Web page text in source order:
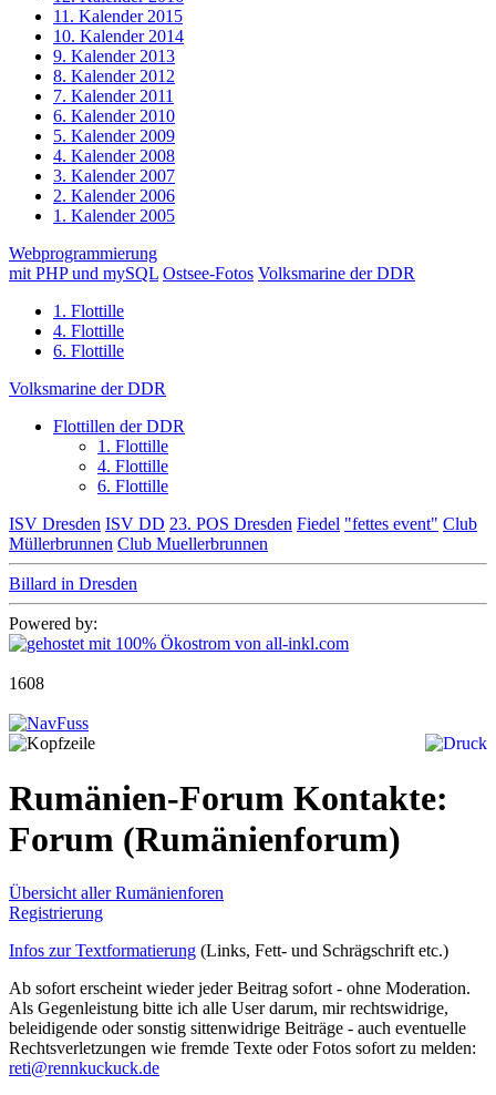
11. Kalender 2015
10. Kalender 2014
9. Kalender 2013
8. Kalender 2012
7. Kalender 2011
6. Kalender 2010
5. Kalender 2009
4. Kalender 2008
3. Kalender 2007
2. Kalender 2006
1. Kalender 2005
Webprogrammierung
mit PHP und mySQL Ostsee-Fotos Volksmarine der DDR
1. Flottille
4. Flottille
6. Flottille
Volksmarine der DDR
Flottillen der DDR
1. Flottille
4. Flottille
6. Flottille
ISV Dresden ISV DD 23. POS Dresden Fiedel "fettes event" Club
Müllerbrunnen Club Muellerbrunnen
Billard in Dresden
Powered by:
1608
Rumänien-Forum Kontakte:
Forum (Rumänienforum)
Übersicht aller Rumänienforen
Registrierung
Infos zur Textformatierung (Links, Fett- und Schrägschrift etc.)
Ab sofort erscheint wieder jeder Beitrag sofort - ohne Moderation.
Als Gegenleistung bitte ich alle User darum, mir rechtswidrige,
beleidigende oder sonstig sittenwidrige Beiträge - auch eventuelle
Rechtsverletzungen wie fremde Texte oder Fotos sofort zu melden:
reti@rennkuckuck.de